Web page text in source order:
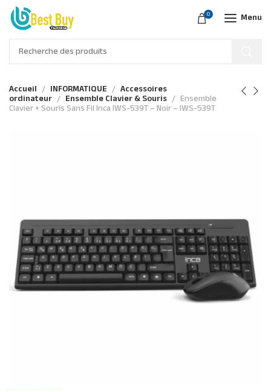
0 Menu
Accueil INFORMATIQUE Accessoires
ordinateur Ensemble Clavier & Souris Ensemble
Clavier + Souris Sans Fil Inca IWS-539T – Noir – IWS-539T